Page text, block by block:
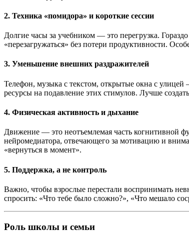
2. Техника «помидора» и короткие сессии
Долгие часы за учебником — это перегрузка.
«перезагружаться» без потери продуктивности.
3. Уменьшение внешних раздражителей
Телефон, музыка с текстом, открытые окна с улицей
ресурсы на подавление этих стимулов. Лучше
4. Физическая активность и дыхание
Движение — это неотъемлемая часть когнитивной
нейромедиатора, отвечающего за мотивацию и
«вернуться в момент».
5. Поддержка, а не контроль
Важно, чтобы взрослые перестали воспринимать
спросить: «Что тебе было сложно?», «Что мешало
Роль школы и семьи